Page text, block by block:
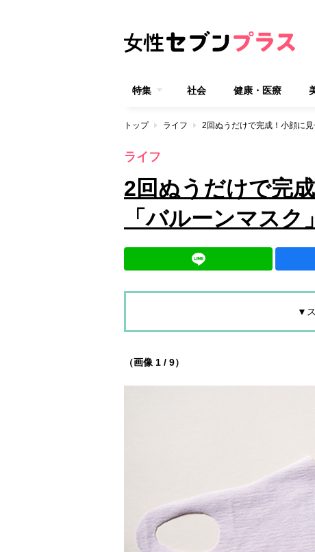
特集 社会 健康・医療
トップ ライフ 2回ぬうだけで完成！小顔に
ライフ
2回ぬうだけで完
「バルーンマスク
▼
（画像 1 / 9）